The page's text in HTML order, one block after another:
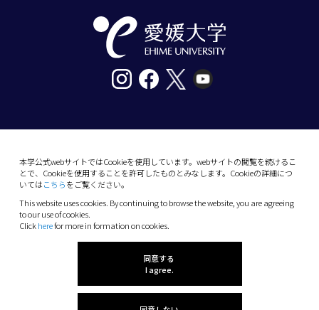
本学公式webサイトではCookieを使用しています。webサイトの閲覧を続けるこ
とで、Cookieを使用することを許可したものとみなします。Cookieの詳細につ
いてはこちらをご覧ください。
This website uses cookies. By continuing to browse the website, you are agreeing
to our use of cookies.
Clickherefor more in formation on cookies.
同意する
I agree.
10-13 Dogo-Himata, Matsuyama, Ehime 790-
Phone: +81 89-927-9000
(C) 2026 Ehime University.